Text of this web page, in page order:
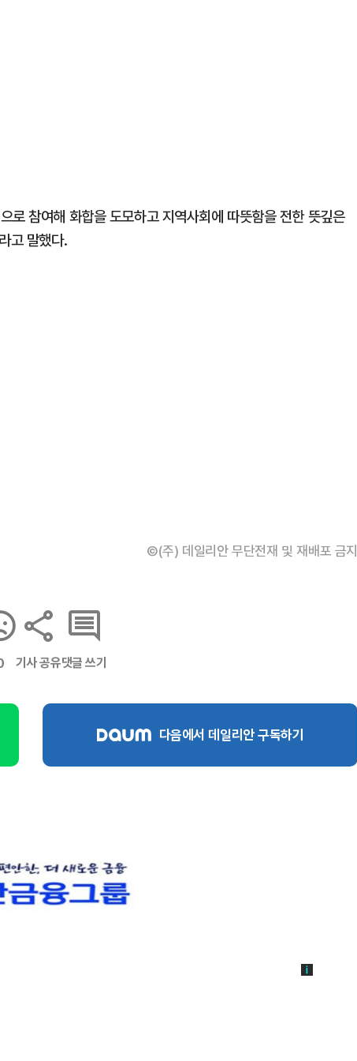
로 참여해 화합을 도모하고 지역사회에 따뜻함을 전한 뜻깊은
고 말했다.
©(주) 데일리안 무단전재 및 재배포 금지
기사 공유댓글 쓰기
다음에서 데일리안 구독하기